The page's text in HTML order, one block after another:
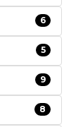
6
5
9
8